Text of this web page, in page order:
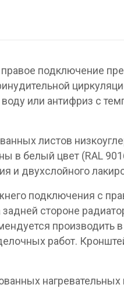
подключение
или антифриз с
листов
в белый цвет (RAL
и двухслойного
подключения с
стороне
производить в
работ.